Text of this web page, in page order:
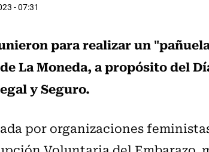
- 07:31
para realizar un
La Moneda, a propósito del
y Seguro.
por organizaciones